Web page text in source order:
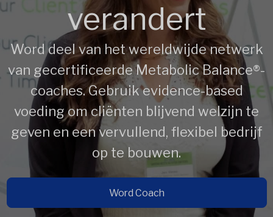
verandert
Word deel van het wereldwijde netwerk
van gecertificeerde Metabolic Balance®-
coaches. Gebruik evidence-based
voeding om cliënten blijvend welzijn te
geven en een vervullend, flexibel bedrijf
op te bouwen.
Word Coach